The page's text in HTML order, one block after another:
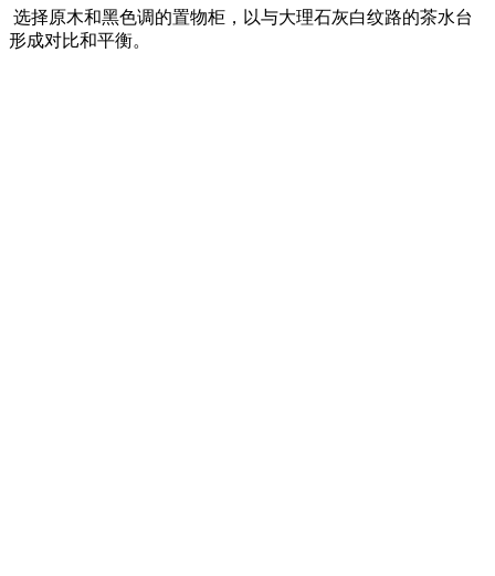
选择原木和黑色调的置物柜，以与大理石灰白纹路的茶水台
形成对比和平衡。